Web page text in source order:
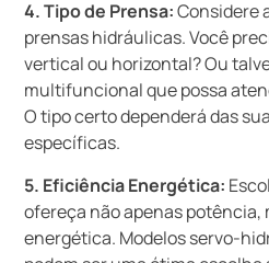
4. Tipo de Prensa:Considere
prensas hidráulicas. Você
vertical ou horizontal? Ou
multifuncional que possa
O tipo certo dependerá das
específicas.
5. Eficiência Energética:
ofereça não apenas
energética. Modelos servo-